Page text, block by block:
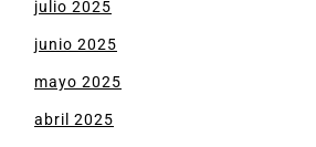
julio 2025
junio 2025
mayo 2025
abril 2025